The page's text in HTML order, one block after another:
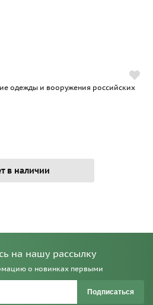
одежды и вооружения российских
в наличии
на нашу рассылку
о новинках первыми
Подписаться